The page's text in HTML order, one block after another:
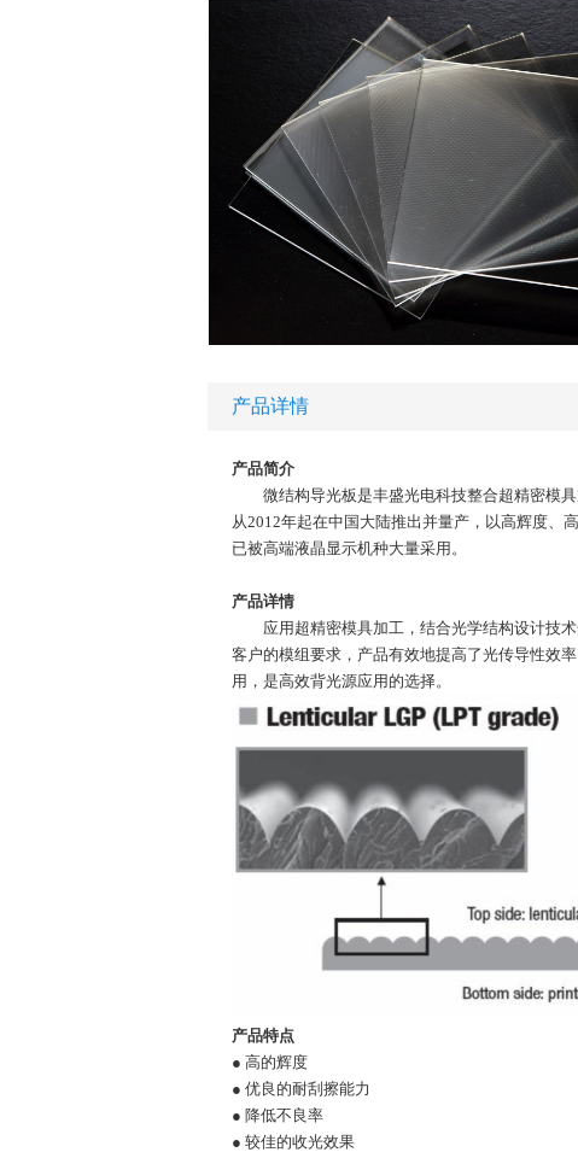
产品详情
产品简介
微结构导光板是丰盛光电科技整合超精密模
从2012年起在中国大陆推出并量产，以高辉度、
已被高端液晶显示机种大量采用。
产品详情
应用超精密模具加工，结合光学结构设计技术
客户的模组要求，产品有效地提高了光传导性效
用，是高效背光源应用的选择。
产品特点
● 高的辉度
● 优良的耐刮擦能力
● 降低不良率
● 较佳的收光效果